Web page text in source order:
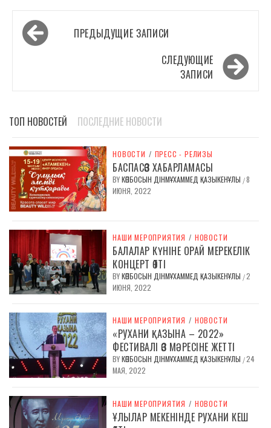
Навигация
по
ПРЕДЫДУЩИЕ ЗАПИСИ
СЛЕДУЮЩИЕ
ЗАПИСИ
ТОП НОВОСТЕЙ ПОСЛЕДНИЕ НОВОСТИ
НОВОСТИ / ПРЕСС - РЕЛИЗЫ
БАСПАСӨЗ ХАБАРЛАМАСЫ
BYКӨПБОСЫН ДІНМҰХАММЕД ҚАЗЫКЕНҰЛЫ /8
ИЮНЯ, 2022
НАШИ МЕРОПРИЯТИЯ / НОВОСТИ
БАЛАЛАР КҮНІНЕ ОРАЙ МЕРЕКЕЛІК
КОНЦЕРТ ӨТТІ
BYКӨПБОСЫН ДІНМҰХАММЕД ҚАЗЫКЕНҰЛЫ /2
ИЮНЯ, 2022
НАШИ МЕРОПРИЯТИЯ / НОВОСТИ
«РУХАНИ ҚАЗЫНА – 2022»
ФЕСТИВАЛІ ӨЗ МӘРЕСІНЕ ЖЕТТІ
BYКӨПБОСЫН ДІНМҰХАММЕД ҚАЗЫКЕНҰЛЫ /24
МАЯ, 2022
НАШИ МЕРОПРИЯТИЯ / НОВОСТИ
ҰЛЫЛАР МЕКЕНІНДЕ РУХАНИ КЕШ